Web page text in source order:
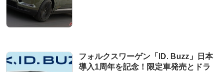
フォルクスワーゲン「ID. Buzz」日本
導入1周年を記念！限定車発売とドラ